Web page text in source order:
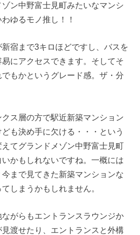
ン中野富士見町みたいなマンシ
ゆるモノ推し！！
宿まで3キロほどですし、バスを
にアクセスできます。そしてそ
もかというグレード感。ザ・分
ス層の方で駅近新築マンション
も決め手に欠ける・・・という
てグランドメゾン中野富士見町
かもしれないですね。一概には
まで見てきた新築マンションな
しまうかもしれません。
がらもエントランスラウンジか
渡せたり、エントランスと外構